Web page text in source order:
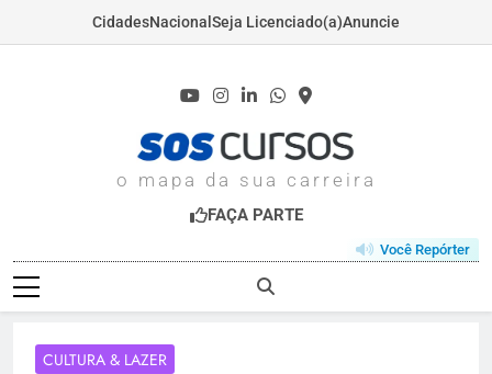
CidadesNacional Seja Licenciado(a)Anuncie
o mapa da sua carreira
FAÇA PARTE
Você Repórter
CULTURA & LAZER